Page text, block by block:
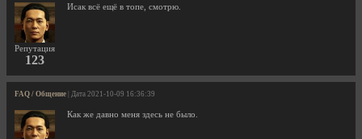
Репутация
123
Исак всё ещё в топе, смотрю.
FAQ / Общение | Дата 2021-10-09 16:36:39
Как же давно меня здесь не было.